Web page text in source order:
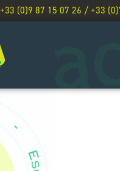
(0)9 87 15 07 26 / +33